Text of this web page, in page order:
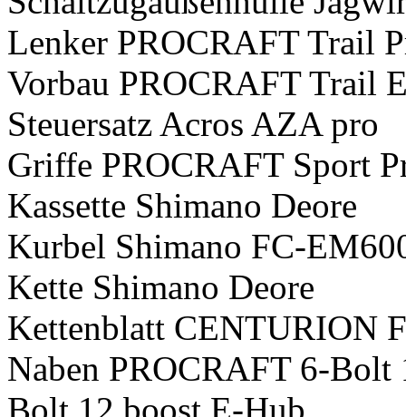
Lenker PROCRAFT Trail
Vorbau PROCRAFT Trail
Steuersatz Acros AZA pro
Griffe PROCRAFT Sport
Kassette Shimano Deore
Kurbel Shimano FC-
Kette Shimano Deore
Kettenblatt CENTURION
Naben PROCRAFT 6-